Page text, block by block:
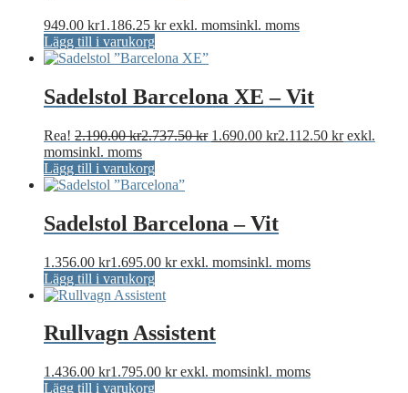
949.00 kr1.186.25 kr exkl. momsinkl. moms
Lägg till i varukorg
Sadelstol Barcelona XE – Vit
Rea! 2.190.00kr2.737.50kr Det
1.690.00 kr2.112.50 krDet
exkl.
momsinkl. moms
Lägg till i varukorg
Sadelstol Barcelona – Vit
1.356.00 kr1.695.00 kr exkl. momsinkl. moms
Lägg till i varukorg
Rullvagn Assistent
1.436.00 kr1.795.00 kr exkl. momsinkl. moms
Lägg till i varukorg